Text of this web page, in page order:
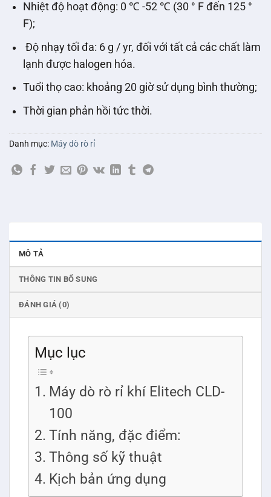
Nhiệt độ hoạt động: 0 ℃ -52 ℃ (30 ° F đến 125 °
F);
Độ nhạy tối đa: 6 g / yr, đối với tất cả các chất làm
lạnh được halogen hóa.
Tuổi thọ cao: khoảng 20 giờ sử dụng bình thường;
Thời gian phản hồi tức thời.
Danh mục: Máy dò rò rỉ
MÔ TẢ
THÔNG TIN BỔ SUNG
ĐÁNH GIÁ (0)
Mục lục
Máy dò rò rỉ khí Elitech CLD-
100
Tính năng, đặc điểm:
Thông số kỹ thuật
Kịch bản ứng dụng